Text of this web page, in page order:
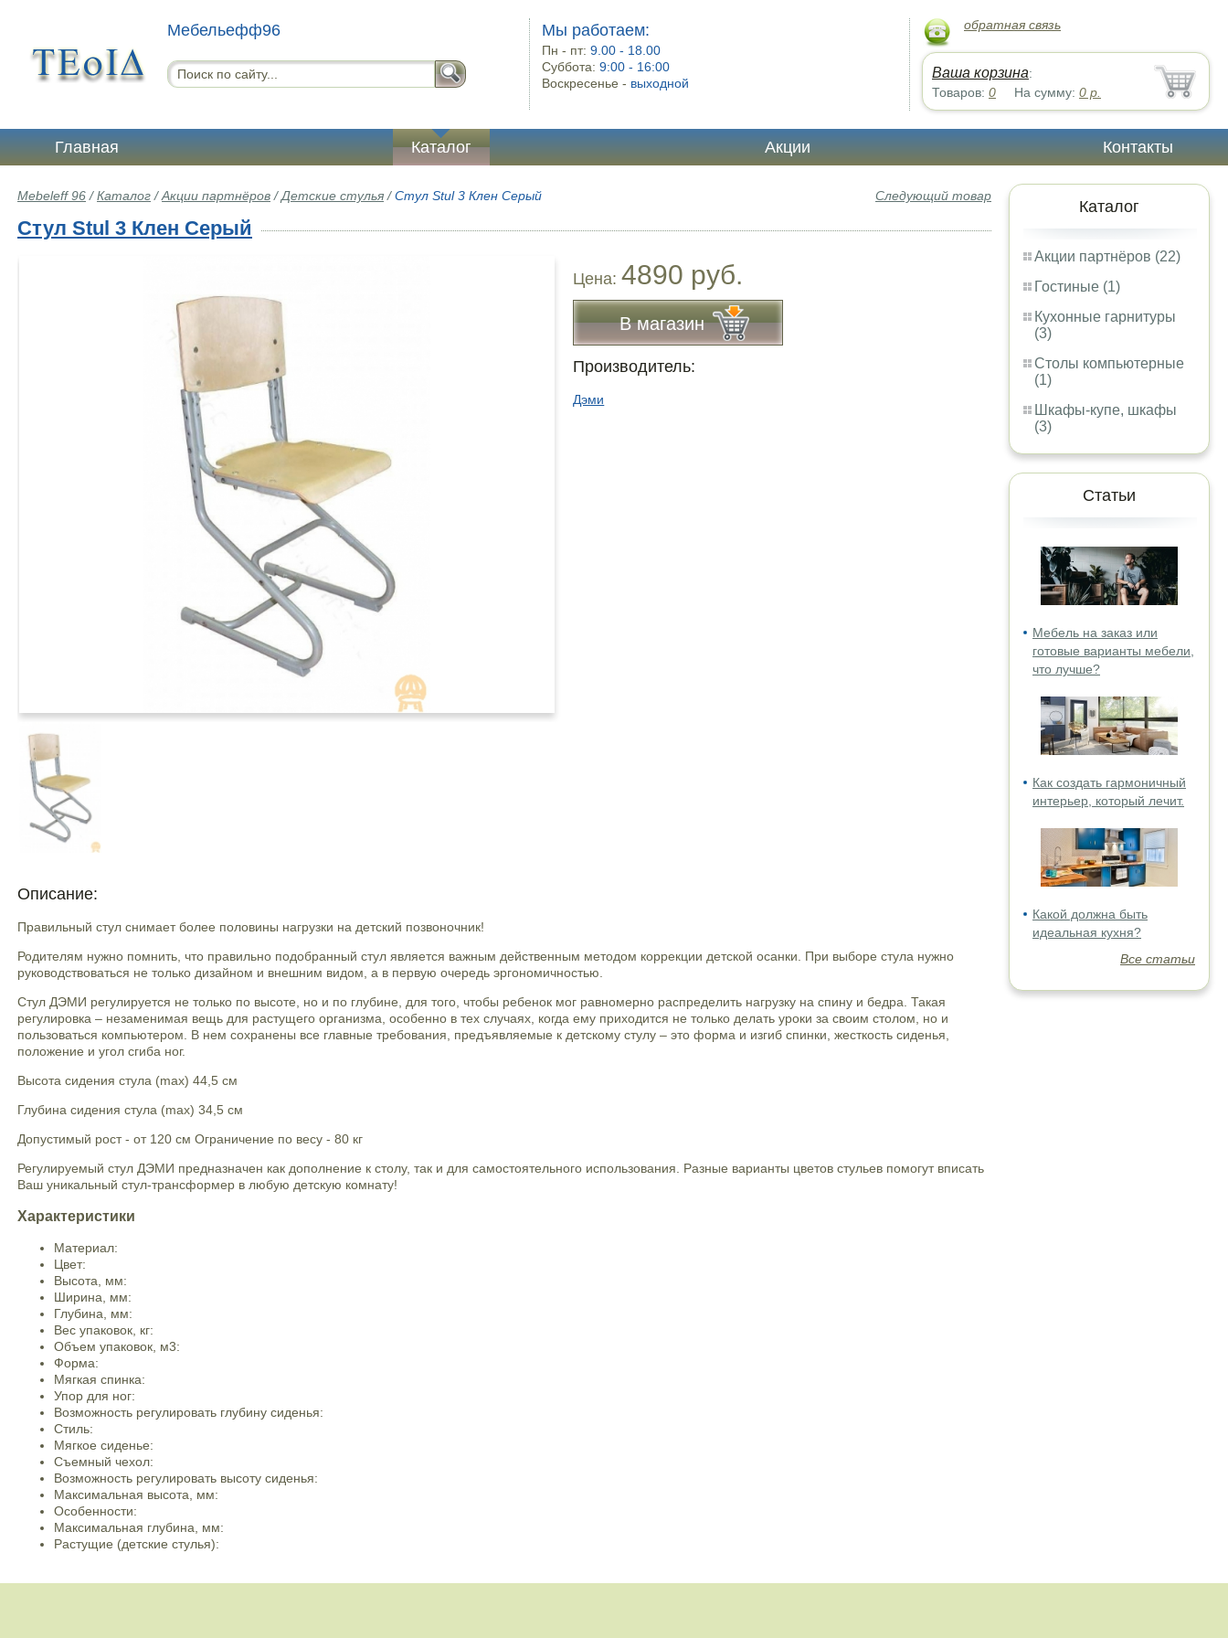
Мебельефф96 Мы работаем:
Пн - пт:9.00 - 18.00
Суббота:9:00 - 16:00
Воскресенье - выходной
обратная связь
Ваша корзина:
Товаров: 0 На сумму: 0 р.
Главная Каталог Акции Контакты
Каталог
Акции партнёров (22)
Гостиные (1)
Кухонные гарнитуры
(3)
Столы компьютерные
(1)
Шкафы-купе, шкафы
(3)
Статьи
Мебель на заказ или
готовые варианты мебели,
что лучше?
Как создать гармоничный
интерьер, который лечит.
Какой должна быть
идеальная кухня?
Все статьи
Следующий товар
Mebeleff 96 /Каталог /Акции партнёров /Детские стулья /Стул Stul 3 Клен Серый
Стул Stul 3 Клен Серый
Цена:4890 руб.
В магазин
Производитель:
Дэми
Описание:
Правильный стул снимает более половины нагрузки на детский позвоночник!
Родителям нужно помнить, что правильно подобранный стул является важным действенным методом коррекции детской осанки. При выборе стула нужно
руководствоваться не только дизайном и внешним видом, а в первую очередь эргономичностью.
Стул ДЭМИ регулируется не только по высоте, но и по глубине, для того, чтобы ребенок мог равномерно распределить нагрузку на спину и бедра. Такая
регулировка – незаменимая вещь для растущего организма, особенно в тех случаях, когда ему приходится не только делать уроки за своим столом, но и
пользоваться компьютером. В нем сохранены все главные требования, предъявляемые к детскому стулу – это форма и изгиб спинки, жесткость сиденья,
положение и угол сгиба ног.
Высота сидения стула (max) 44,5 см
Глубина сидения стула (max) 34,5 см
Допустимый рост - от 120 см Ограничение по весу - 80 кг
Регулируемый стул ДЭМИ предназначен как дополнение к столу, так и для самостоятельного использования. Разные варианты цветов стульев помогут вписать
Ваш уникальный стул-трансформер в любую детскую комнату!
Характеристики
Материал:
Цвет:
Высота, мм:
Ширина, мм:
Глубина, мм:
Вес упаковок, кг:
Объем упаковок, м3:
Форма:
Мягкая спинка:
Упор для ног:
Возможность регулировать глубину сиденья:
Стиль:
Мягкое сиденье:
Съемный чехол:
Возможность регулировать высоту сиденья:
Максимальная высота, мм:
Особенности:
Максимальная глубина, мм:
Растущие (детские стулья):